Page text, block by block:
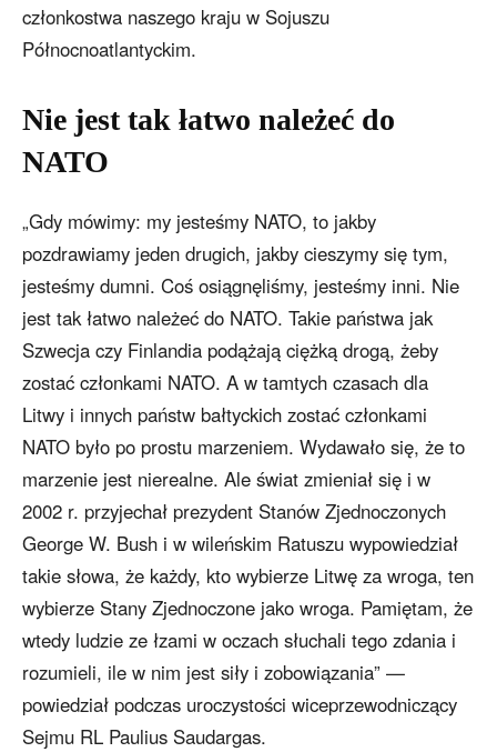
członkostwa naszego kraju w Sojuszu
Północnoatlantyckim.
Nie jest tak łatwo należeć do
NATO
„Gdy mówimy: my jesteśmy NATO, to jakby
pozdrawiamy jeden drugich, jakby cieszymy się tym,
jesteśmy dumni. Coś osiągnęliśmy, jesteśmy inni. Nie
jest tak łatwo należeć do NATO. Takie państwa jak
Szwecja czy Finlandia podążają ciężką drogą, żeby
zostać członkami NATO. A w tamtych czasach dla
Litwy i innych państw bałtyckich zostać członkami
NATO było po prostu marzeniem. Wydawało się, że to
marzenie jest nierealne. Ale świat zmieniał się i w
2002 r. przyjechał prezydent Stanów Zjednoczonych
George W. Bush i w wileńskim Ratuszu wypowiedział
takie słowa, że każdy, kto wybierze Litwę za wroga, ten
wybierze Stany Zjednoczone jako wroga. Pamiętam, że
wtedy ludzie ze łzami w oczach słuchali tego zdania i
rozumieli, ile w nim jest siły i zobowiązania” —
powiedział podczas uroczystości wiceprzewodniczący
Sejmu RL Paulius Saudargas.